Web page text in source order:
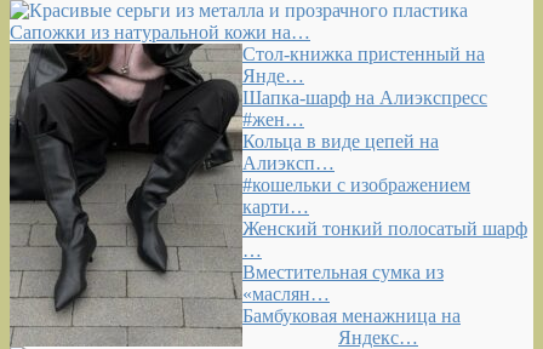
Сапожки из натуральной кожи на…
Стол-книжка пристенный на
Янде…
Шапка-шарф на Алиэкспресс
#жен…
Кольца в виде цепей на
Алиэксп…
#кошельки с изображением
карти…
Женский тонкий полосатый шарф
…
Вместительная сумка из
«маслян…
Бамбуковая менажница на
Яндекс…